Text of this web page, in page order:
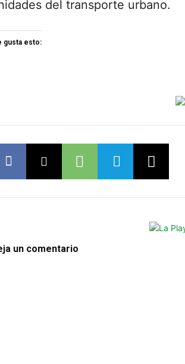
del transporte urbano.
gusta esto:
un comentario